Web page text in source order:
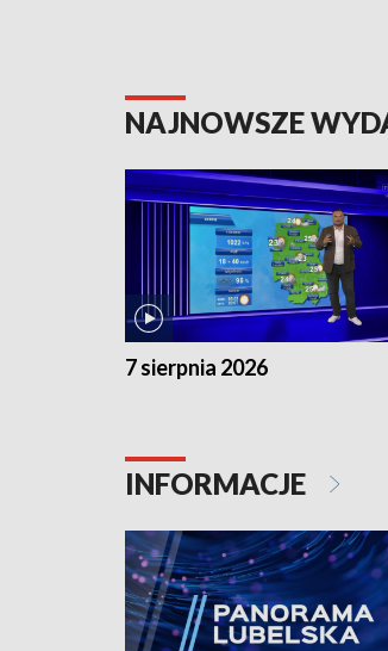
NAJNOWSZE
7 sierpnia 2026
INFORMACJE